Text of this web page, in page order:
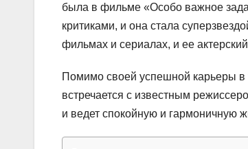
была в фильме «Особо важное
критиками, и она стала
фильмах и сериалах, и ее
Помимо своей успешной карьеры в
встречается с известным
и ведет спокойную и гармоничную